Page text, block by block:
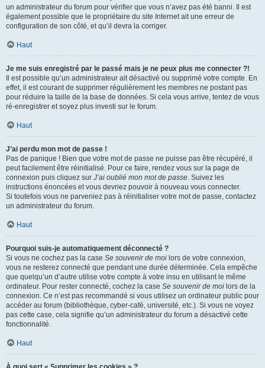
un administrateur du forum pour vérifier que vous n’avez pas été banni. Il est
également possible que le propriétaire du site Internet ait une erreur de
configuration de son côté, et qu’il devra la corriger.
Haut
Je me suis enregistré par le passé mais je ne peux plus me connecter ?!
Il est possible qu’un administrateur ait désactivé ou supprimé votre compte. En
effet, il est courant de supprimer régulièrement les membres ne postant pas
pour réduire la taille de la base de données. Si cela vous arrive, tentez de vous
ré-enregistrer et soyez plus investi sur le forum.
Haut
J’ai perdu mon mot de passe !
Pas de panique ! Bien que votre mot de passe ne puisse pas être récupéré, il
peut facilement être réinitialisé. Pour ce faire, rendez vous sur la page de
connexion puis cliquez sur J’ai oublié mon mot de passe. Suivez les
instructions énoncées et vous devriez pouvoir à nouveau vous connecter.
Si toutefois vous ne parveniez pas à réinitialiser votre mot de passe, contactez
un administrateur du forum.
Haut
Pourquoi suis-je automatiquement déconnecté ?
Si vous ne cochez pas la case Se souvenir de moi lors de votre connexion,
vous ne resterez connecté que pendant une durée déterminée. Cela empêche
que quelqu’un d’autre utilise votre compte à votre insu en utilisant le même
ordinateur. Pour rester connecté, cochez la case Se souvenir de moi lors de la
connexion. Ce n’est pas recommandé si vous utilisez un ordinateur public pour
accéder au forum (bibliothèque, cyber-café, université, etc.). Si vous ne voyez
pas cette case, cela signifie qu’un administrateur du forum a désactivé cette
fonctionnalité.
Haut